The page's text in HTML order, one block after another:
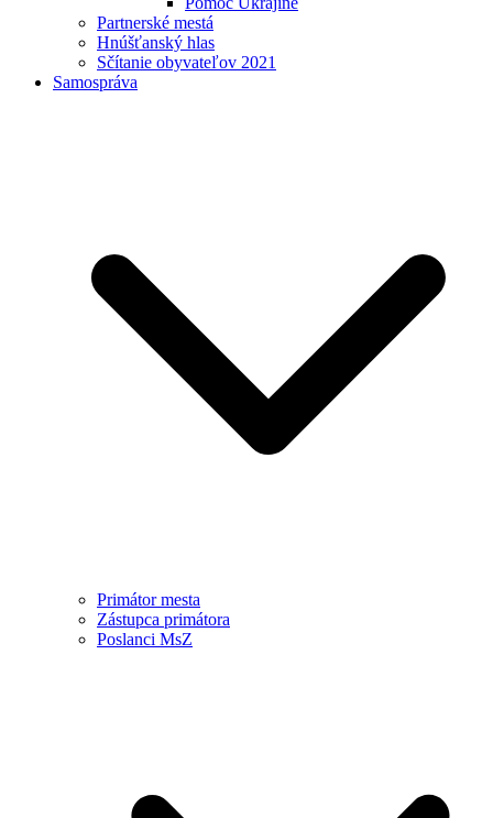
Partnerské mestá
Hnúšťanský hlas
Sčítanie obyvateľov 2021
Samospráva
Primátor mesta
Zástupca primátora
Poslanci MsZ